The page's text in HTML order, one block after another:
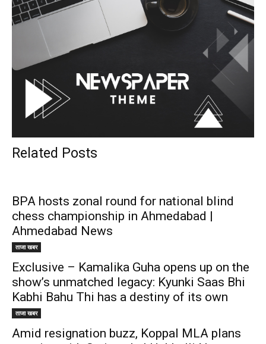
Related Posts
BPA hosts zonal round for national blind
chess championship in Ahmedabad |
Ahmedabad News
ताजा खबर
Exclusive – Kamalika Guha opens up on the
show’s unmatched legacy: Kyunki Saas Bhi
Kabhi Bahu Thi has a destiny of its own
ताजा खबर
Amid resignation buzz, Koppal MLA plans